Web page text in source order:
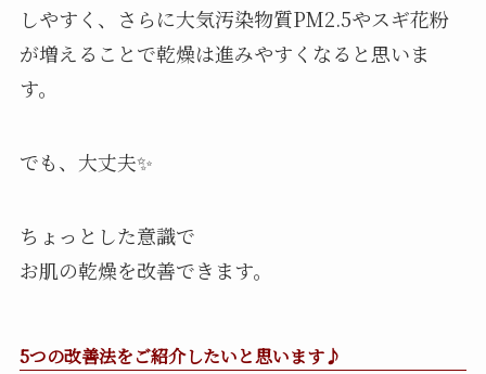
しやすく、さらに大気汚染物質PM2.5やスギ花粉
が増えることで乾燥は進みやすくなると思いま
す。
でも、大丈夫✨
ちょっとした意識で
お肌の乾燥を改善できます。
5つの改善法をご紹介したいと思います♪